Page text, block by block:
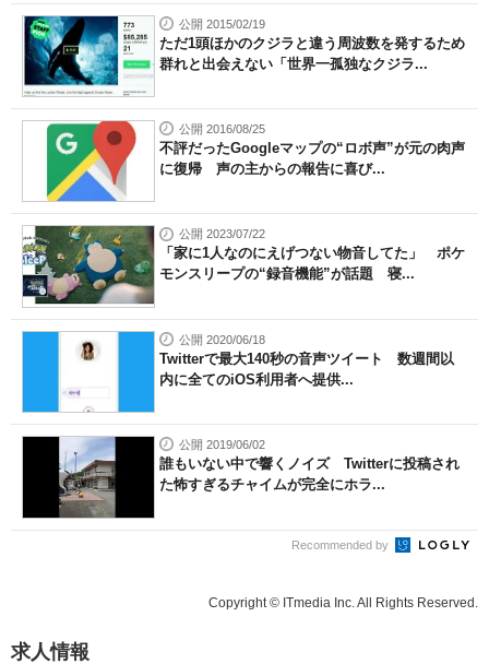
公開 2015/02/19
ただ1頭ほかのクジラと違う周波数を発するため
群れと出会えない「世界一孤独なクジラ...
公開 2016/08/25
不評だったGoogleマップの“ロボ声”が元の肉声
に復帰 声の主からの報告に喜び...
公開 2023/07/22
「家に1人なのにえげつない物音してた」 ポケ
モンスリープの“録音機能”が話題 寝...
公開 2020/06/18
Twitterで最大140秒の音声ツイート 数週間以
内に全てのiOS利用者へ提供...
公開 2019/06/02
誰もいない中で響くノイズ Twitterに投稿され
た怖すぎるチャイムが完全にホラ...
Recommended by
Copyright © ITmedia Inc. All Rights Reserved.
求人情報